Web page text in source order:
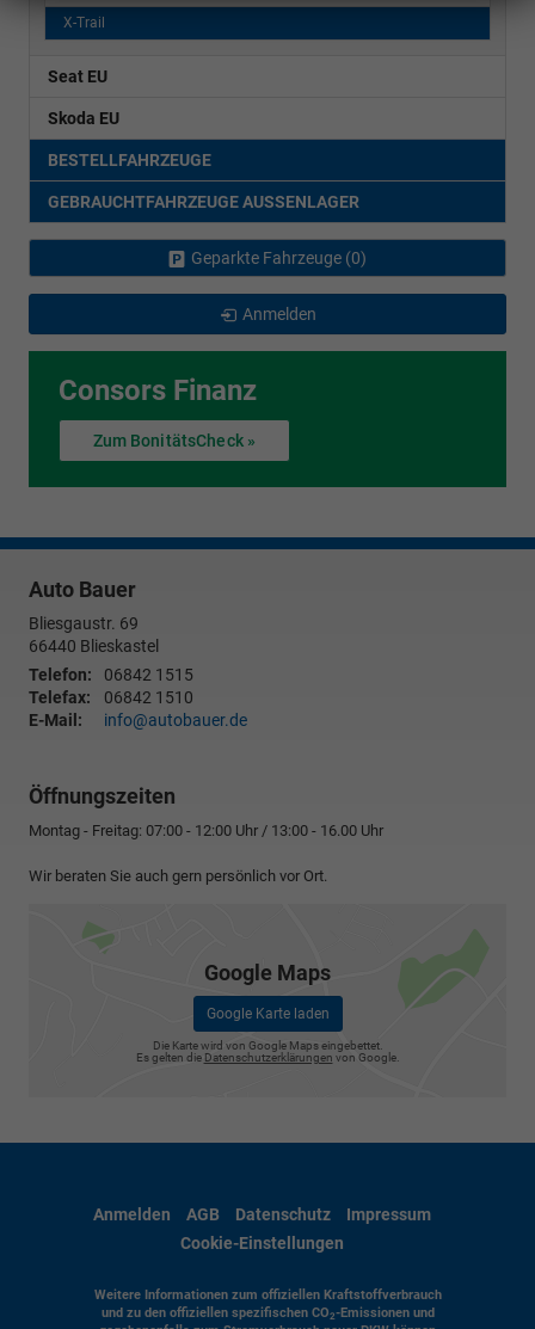
X-Trail
Seat EU
Skoda EU
BESTELLFAHRZEUGE
GEBRAUCHTFAHRZEUGE AUSSENLAGER
Geparkte Fahrzeuge (0)
Anmelden
Consors Finanz
Zum BonitätsCheck »
Auto Bauer
Bliesgaustr. 69
66440 Blieskastel
Telefon:
06842 1515
Telefax:
06842 1510
E-Mail:
info@autobauer.de
Öffnungszeiten
Montag - Freitag: 07:00 - 12:00 Uhr / 13:00 - 16.00 Uhr
Wir beraten Sie auch gern persönlich vor Ort.
Google Maps
Google Karte laden
Die Karte wird von Google Maps eingebettet.
Es gelten die Datenschutzerklärungen von Google.
Anmelden AGB Datenschutz
Impressum
Cookie-Einstellungen
Weitere Informationen zum offiziellen Kraftstoffverbrauch
und zu den offiziellen spezifischen CO2-Emissionen und